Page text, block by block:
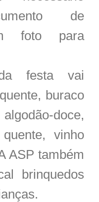
de
foto para
festa vai
buraco
doce,
vinho
ASP também
brinquedos